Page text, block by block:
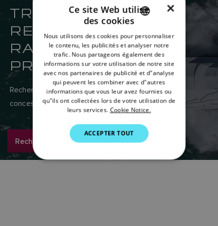
TROUVEZ VOTRE
REVENDEUR
RAYMARINE LE PLUS
PROCHE
Recherchez ici le réseau mondial de revendeurs et
concessionnaires Raymarine.
Rechercher maintenant
FRENCH
DANISH
ITALIAN
SWEDISH
GERMAN
DUTCH
SPANISH
×
Ce site Web utilise
des cookies
Nous utilisons des cookies pour personnaliser
le contenu, les publicités et analyser notre
trafic. Nous partageons également des
informations sur votre utilisation de notre site
avec nos partenaires de publicité et d"analyse
qui peuvent les combiner avec d"autres
informations que vous leur avez fournies ou
qu"ils ont collectées lors de votre utilisation de
leurs services. Cookie Notice.
ACCEPTER TOUT